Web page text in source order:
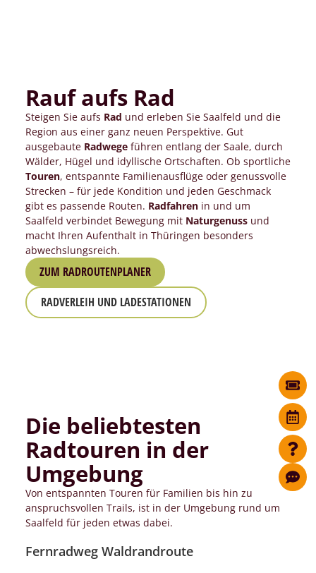
Rauf aufs Rad
Steigen Sie aufs Rad und erleben Sie Saalfeld und die
Region aus einer ganz neuen Perspektive. Gut
ausgebaute Radwegeführen entlang der Saale, durch
Wälder, Hügel und idyllische Ortschaften. Ob sportliche
Touren, entspannte Familienausflüge oder genussvolle
Strecken – für jede Kondition und jeden Geschmack
gibt es passende Routen. Radfahrenin und um
Saalfeld verbindet Bewegung mit Naturgenussund
macht Ihren Aufenthalt in Thüringen besonders
abwechslungsreich.
ZUM RADROUTENPLANER
RADVERLEIH UND LADESTATIONEN
Die beliebtesten
Radtouren in der
Umgebung
Von entspannten Touren für Familien bis hin zu
anspruchsvollen Trails, ist in der Umgebung rund um
Saalfeld für jeden etwas dabei.
Fernradweg Waldrandroute